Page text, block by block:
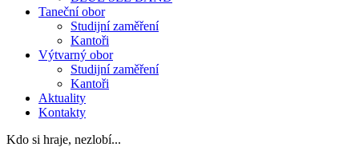
Taneční obor
Studijní zaměření
Kantoři
Výtvarný obor
Studijní zaměření
Kantoři
Aktuality
Kontakty
Kdo si hraje, nezlobí...